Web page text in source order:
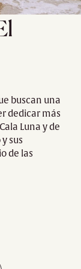
buscan una
dedicar más
Luna y de
sus
de las